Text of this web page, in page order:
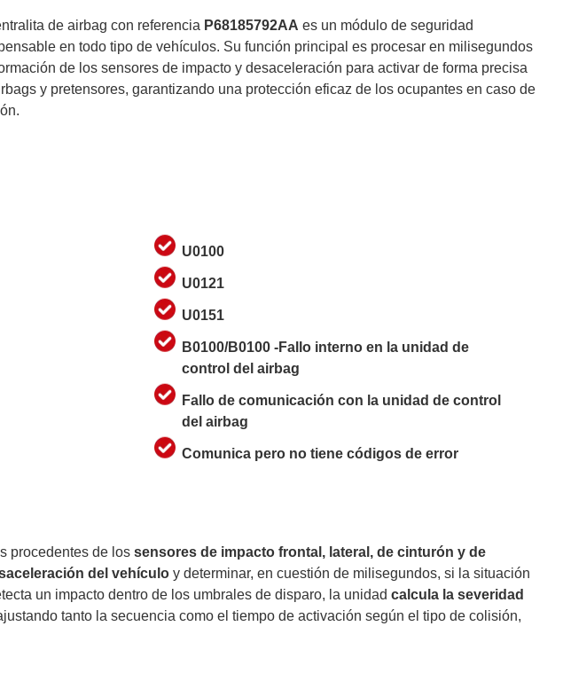
de airbag con referencia P68185792AA es un módulo de seguridad
en todo tipo de vehículos. Su función principal es procesar en milisegundos
de los sensores de impacto y desaceleración para activar de forma precisa
y pretensores, garantizando una protección eficaz de los ocupantes en caso de
U0100
U0121
U0151
B0100/B0100 -Fallo interno en la unidad de
control del airbag
Fallo de comunicación con la unidad de control
del airbag
Comunica pero no tiene códigos de error
procedentes de los sensores de impacto frontal, lateral, de cinturón y de
del vehículoy determinar, en cuestión de milisegundos, si la situación
un impacto dentro de los umbrales de disparo, la unidad calcula la severidad
tanto la secuencia como el tiempo de activación según el tipo de colisión,